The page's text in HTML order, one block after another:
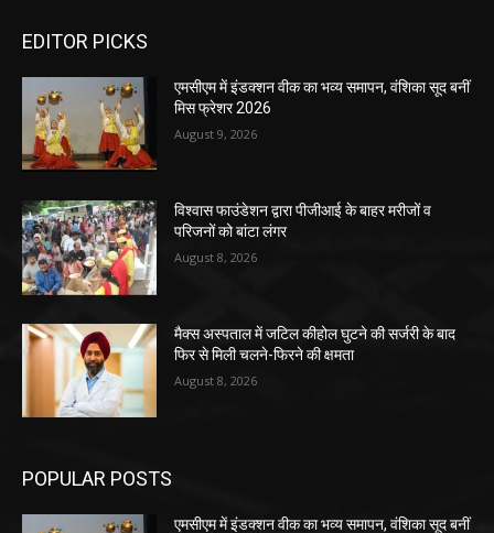
EDITOR PICKS
एमसीएम में इंडक्शन वीक का भव्य समापन, वंशिका सूद बनीं
मिस फ्रेशर 2026
August 9, 2026
विश्वास फाउंडेशन द्वारा पीजीआई के बाहर मरीजों व
परिजनों को बांटा लंगर
August 8, 2026
मैक्स अस्पताल में जटिल कीहोल घुटने की सर्जरी के बाद
फिर से मिली चलने-फिरने की क्षमता
August 8, 2026
POPULAR POSTS
एमसीएम में इंडक्शन वीक का भव्य समापन, वंशिका सूद बनीं